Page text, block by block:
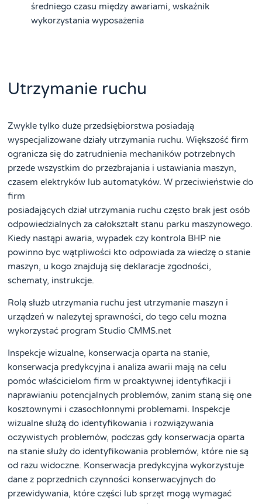
średniego czasu między awariami, wskaźnik
wykorzystania wyposażenia
Utrzymanie ruchu
Zwykle tylko duże przedsiębiorstwa posiadają
wyspecjalizowane działy utrzymania ruchu. Większość firm
ogranicza się do zatrudnienia mechaników potrzebnych
przede wszystkim do przezbrajania i ustawiania maszyn,
czasem elektryków lub automatyków. W przeciwieństwie do
firm
posiadających dział utrzymania ruchu często brak jest osób
odpowiedzialnych za całokształt stanu parku maszynowego.
Kiedy nastąpi awaria, wypadek czy kontrola BHP nie
powinno byc wątpliwości kto odpowiada za wiedzę o stanie
maszyn, u kogo znajdują się deklaracje zgodności,
schematy, instrukcje.
Rolą służb utrzymania ruchu jest utrzymanie maszyn i
urządzeń w należytej sprawności, do tego celu można
wykorzystać program Studio CMMS.net
Inspekcje wizualne, konserwacja oparta na stanie,
konserwacja predykcyjna i analiza awarii mają na celu
pomóc właścicielom firm w proaktywnej identyfikacji i
naprawianiu potencjalnych problemów, zanim staną się one
kosztownymi i czasochłonnymi problemami. Inspekcje
wizualne służą do identyfikowania i rozwiązywania
oczywistych problemów, podczas gdy konserwacja oparta
na stanie służy do identyfikowania problemów, które nie są
od razu widoczne. Konserwacja predykcyjna wykorzystuje
dane z poprzednich czynności konserwacyjnych do
przewidywania, które części lub sprzęt mogą wymagać